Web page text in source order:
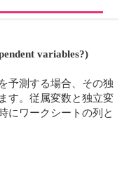
variables?)
予測する場合、その独
す。従属変数と独立変
にワークシートの列と